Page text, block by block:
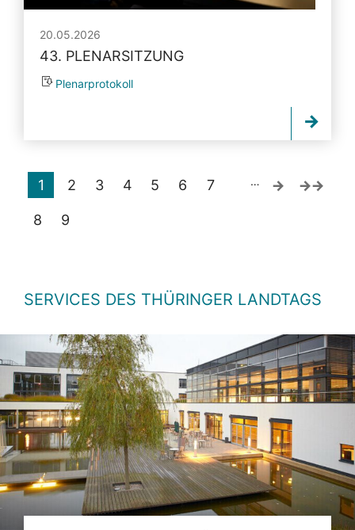
20.05.2026
43. PLENARSITZUNG
Plenarprotokoll
1 2 3 4 5 6 7
8 9
…
SERVICES DES THÜRINGER LANDTAGS